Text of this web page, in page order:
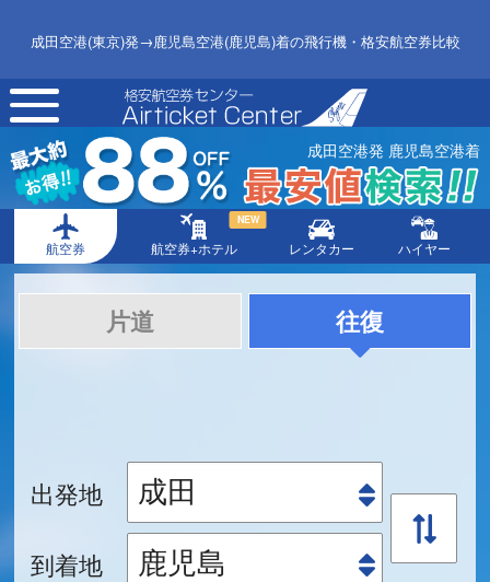
成田空港(東京)発→鹿児島空港(鹿児島)着の飛行機・格安航空券比較
toggle
navigation
成田空港発 鹿児島空港着
航空券 航空券+ホテル
NEW
レンタカー ハイヤー
片道 往復
出発地
到着地